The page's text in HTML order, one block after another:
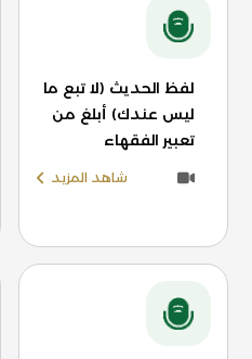
لفظ الحديث (لا تبع ما
ليس عندك) أبلغ من
تعبير الفقهاء
شاهد المزيد